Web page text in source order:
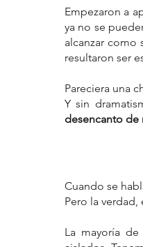
* por qué el tarot no habla Bert
Día Mundial de la Salud Mental
Emperatriz
Trauma
abuso psicológico
acompañamiento terapéutico
angeloterapeuta cuantico
apego ansioso
Empezaron a
ya no se
alcanzar como
resultaron ser
Pareciera una
Y sin
desencanto de
Cuando se
Pero la verdad,
La mayoría